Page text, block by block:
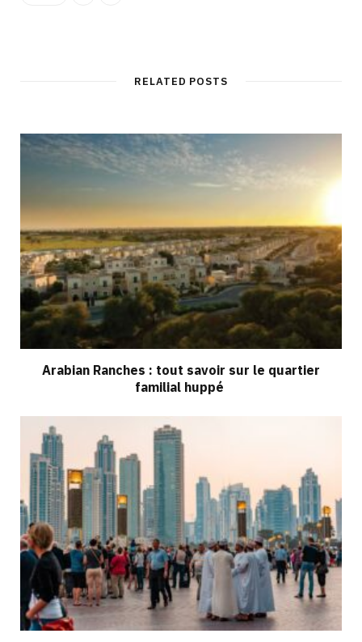
RELATED POSTS
Arabian Ranches : tout savoir sur le quartier
familial huppé